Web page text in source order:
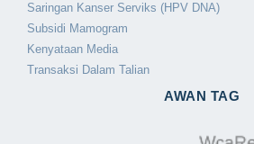
Saringan Kanser Serviks (HPV DNA)
Subsidi Mamogram
Kenyataan Media
Transaksi Dalam Talian
AWAN TAG